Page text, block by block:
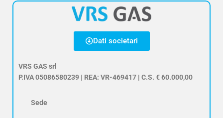
Dati societari
VRS GAS srl
P.IVA 05086580239 | REA: VR-469417 | C.S. € 60.000,00
Sede